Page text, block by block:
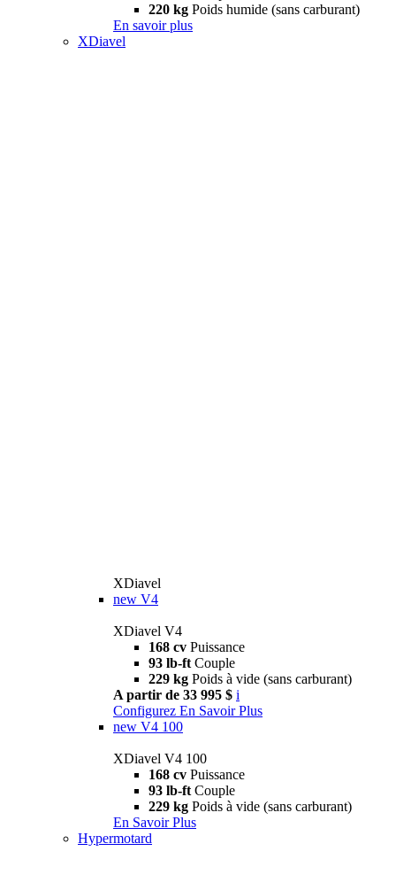
220 kg Poids humide (sans carburant)
En savoir plus
XDiavel
XDiavel
new V4
XDiavel V4
168 cv Puissance
93 lb-ft Couple
229 kg Poids à vide (sans carburant)
A partir de 33 995 $ i
Configurez En Savoir Plus
new V4 100
XDiavel V4 100
168 cv Puissance
93 lb-ft Couple
229 kg Poids à vide (sans carburant)
En Savoir Plus
Hypermotard